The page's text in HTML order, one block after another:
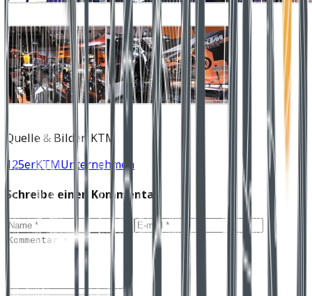
Quelle & Bilder: KTM
125erKTMUnternehmen
Schreibe einen Kommentar